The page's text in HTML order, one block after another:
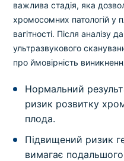
важлива стадія, яка
хромосомних патологій у
вагітності. Після аналізу
ультразвукового
про ймовірність
Нормальний
ризик розвитку
плода.
Підвищений ризик
вимагає